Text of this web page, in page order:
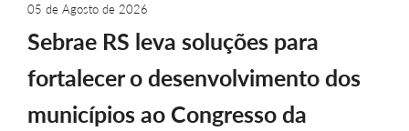
05 de Agosto de 2026
Sebrae RS leva soluções para
fortalecer o desenvolvimento dos
municípios ao Congresso da